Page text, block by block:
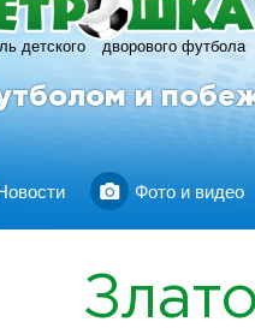
детского дворового футбола
и
Фото и видео